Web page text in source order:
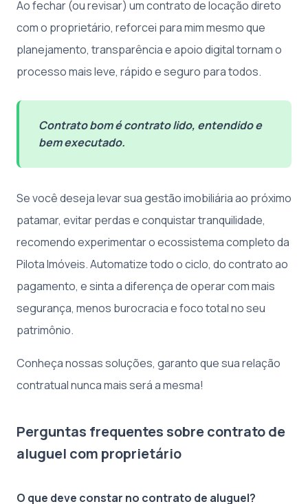
Ao fechar (ou revisar) um contrato de locação direto
com o proprietário, reforcei para mim mesmo que
planejamento, transparência e apoio digital tornam o
processo mais leve, rápido e seguro para todos.
Contrato bom é contrato lido, entendido e
bem executado.
Se você deseja levar sua gestão imobiliária ao próximo
patamar, evitar perdas e conquistar tranquilidade,
recomendo experimentar o ecossistema completo da
Pilota Imóveis. Automatize todo o ciclo, do contrato ao
pagamento, e sinta a diferença de operar com mais
segurança, menos burocracia e foco total no seu
patrimônio.
Conheça nossas soluções, garanto que sua relação
contratual nunca mais será a mesma!
Perguntas frequentes sobre contrato de
aluguel com proprietário
O que deve constar no contrato de aluguel?